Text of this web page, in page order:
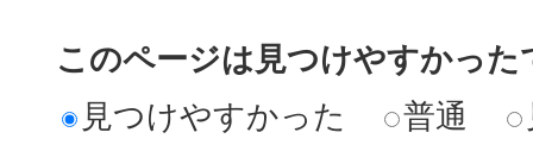
このページは見つけやすかった
見つけやすかった
普通